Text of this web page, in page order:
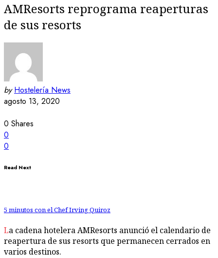
AMResorts reprograma reaperturas
de sus resorts
by Hostelería News
agosto 13, 2020
0 Shares
0
0
Read Next
5 minutos con el Chef Irving Quiroz
La cadena hotelera AMResorts anunció el calendario de
reapertura de sus resorts que permanecen cerrados en
varios destinos.